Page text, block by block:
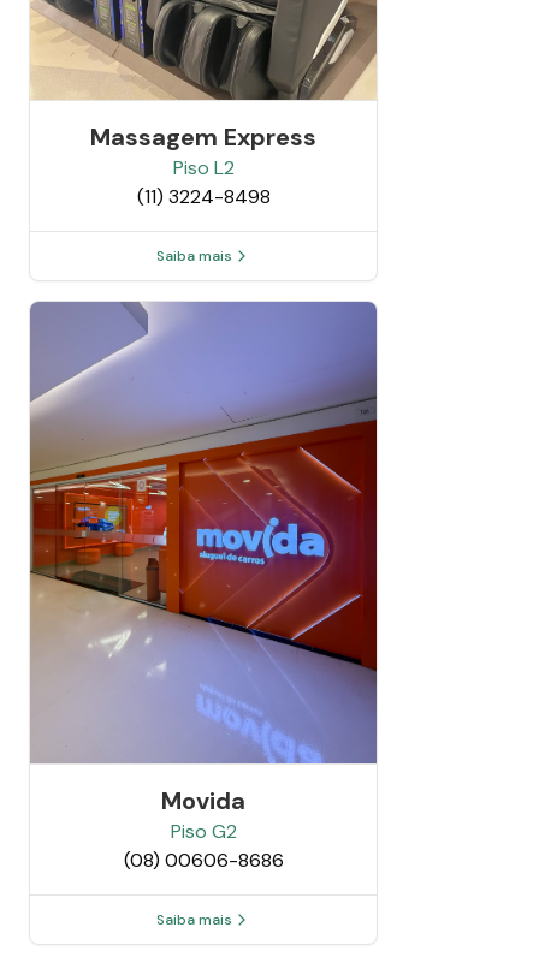
Massagem Express
Piso L2
(11) 3224-8498
Saiba mais
Movida
Piso G2
(08) 00606-8686
Saiba mais